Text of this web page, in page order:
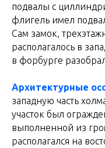
подвалы с
флигель имел
Сам замок,
располагалось в
в форбурге
Архитектурные
западную часть
участок был
выполненной из
располагался на